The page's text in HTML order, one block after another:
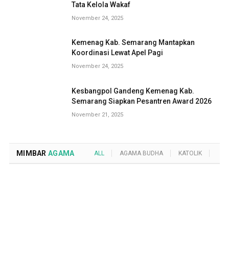
Tata Kelola Wakaf
November 24, 2025
Kemenag Kab. Semarang Mantapkan
Koordinasi Lewat Apel Pagi
November 24, 2025
Kesbangpol Gandeng Kemenag Kab.
Semarang Siapkan Pesantren Award 2026
November 21, 2025
MIMBAR AGAMA ALL AGAMA BUDHA KATOLIK